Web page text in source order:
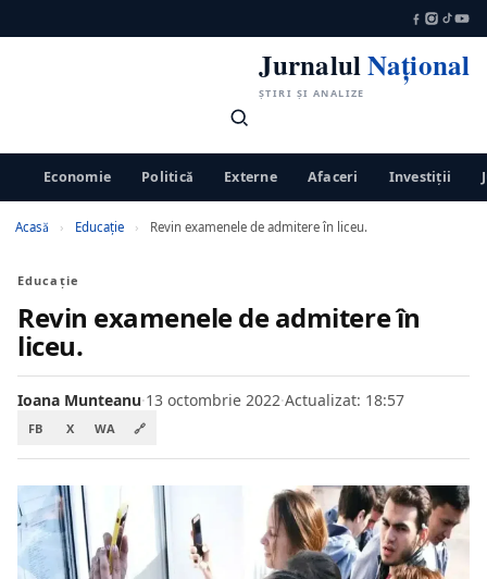
JurnalulNațional
ȘTIRI ȘI ANALIZE
Economie Politică Externe Afaceri Investiții
Acasă › Educaţie › Revin examenele de admitere în liceu.
Educaţie
Revin examenele de admitere în
liceu.
Ioana Munteanu·13 octombrie 2022·Actualizat: 18:57
FB X WA 🔗